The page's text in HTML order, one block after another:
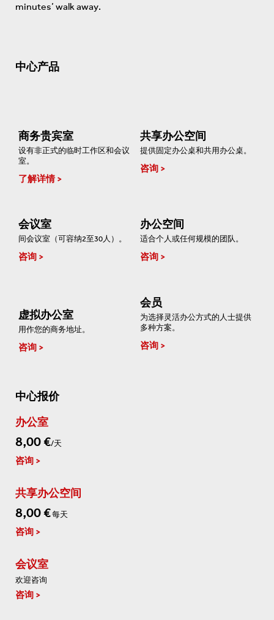
minutes’ walk away.
中心产品
商务贵宾室
设有非正式的临时工作区和会议
室。
了解详情
共享办公空间
提供固定办公桌和共用办公桌。
咨询
会议室
间会议室（可容纳2至30人）。
咨询
办公空间
适合个人或任何规模的团队。
咨询
虚拟办公室
用作您的商务地址。
咨询
会员
为选择灵活办公方式的人士提供
多种方案。
咨询
中心报价
办公室
8,00 €/天
咨询
共享办公空间
8,00 €每天
咨询
会议室
欢迎咨询
咨询